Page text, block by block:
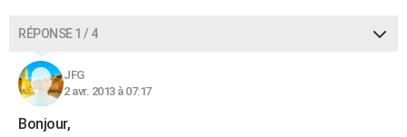
RÉPONSE 1 / 4
JFG
2 avr. 2013 à 07:17
Bonjour,